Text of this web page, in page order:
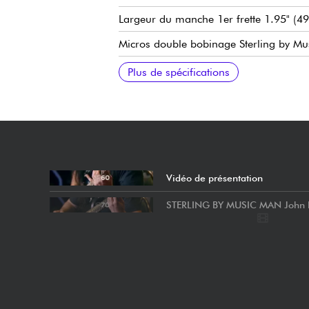
Largeur du manche 1er frette 1.95"
Micros double bobinage Sterling by
Volume général, tonalité générale,
Chevalet/vibrato simple blocage
Mécaniques à blocage Sterling by
Housse Sterling by Music Man incluse
Plus de spécifications
Vidéo de présentation
STERLING BY MUSIC MAN John